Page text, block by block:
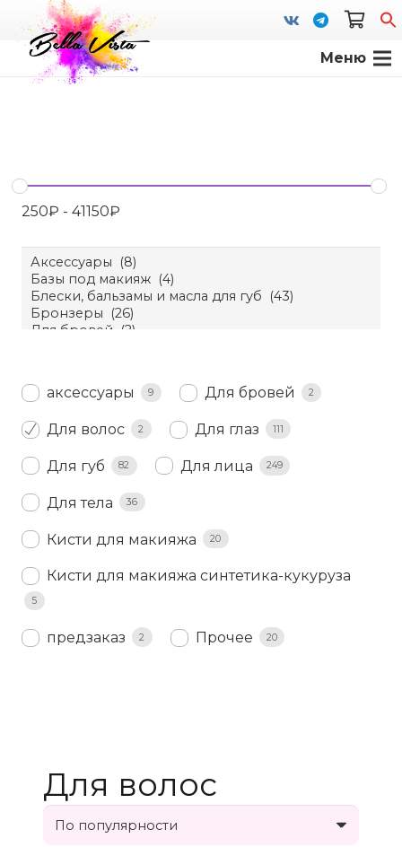
Меню
Для волос
250₽ - 41150₽
аксессуары 9 Для бровей 2
Для волос 2 Для глаз 111
Для губ 82 Для лица 249
Для тела 36
Кисти для макияжа 20
Кисти для макияжа синтетика-кукуруза
5
предзаказ 2 Прочее 20